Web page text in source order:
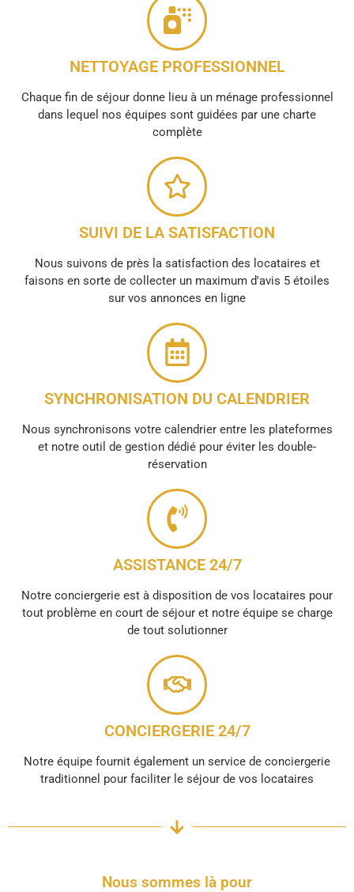
NETTOYAGE PROFESSIONNEL
Chaque fin de séjour donne lieu à un ménage professionnel
dans lequel nos équipes sont guidées par une charte
complète
SUIVI DE LA SATISFACTION
Nous suivons de près la satisfaction des locataires et
faisons en sorte de collecter un maximum d'avis 5 étoiles
sur vos annonces en ligne
SYNCHRONISATION DU CALENDRIER
Nous synchronisons votre calendrier entre les plateformes
et notre outil de gestion dédié pour éviter les double-
réservation
ASSISTANCE 24/7
Notre conciergerie est à disposition de vos locataires pour
tout problème en court de séjour et notre équipe se charge
de tout solutionner
CONCIERGERIE 24/7
Notre équipe fournit également un service de conciergerie
traditionnel pour faciliter le séjour de vos locataires
Nous sommes là pour